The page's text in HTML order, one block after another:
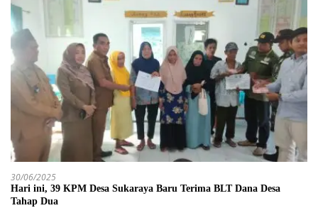
30/06/2025
Hari ini, 39 KPM Desa Sukaraya Baru Terima BLT Dana Desa
Tahap Dua